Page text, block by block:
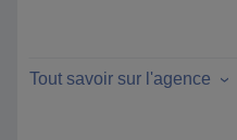
Tout savoir sur l'agence